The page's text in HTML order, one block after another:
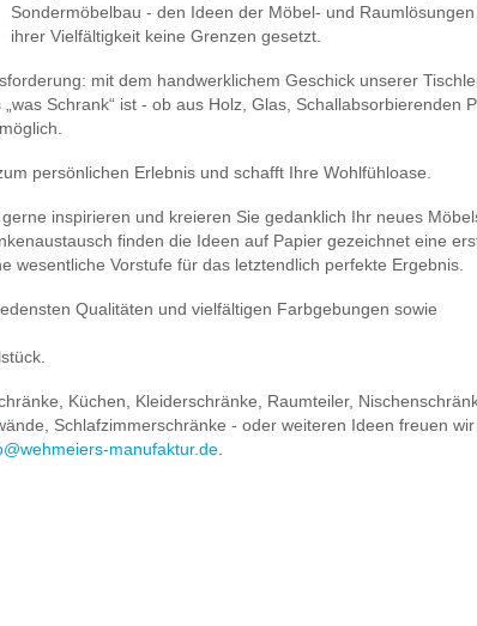
Sondermöbelbau - den Ideen der Möbel- und
ihrer Vielfältigkeit keine Grenzen gesetzt.
mit dem handwerklichem Geschick unserer
Schrank“ ist - ob aus Holz, Glas, Schallabsorbierenden
persönlichen Erlebnis und schafft Ihre Wohlfühloase.
inspirieren und kreieren Sie gedanklich Ihr neues
finden die Ideen auf Papier gezeichnet eine
wesentliche Vorstufe für das letztendlich perfekte Ergebnis.
Qualitäten und vielfältigen Farbgebungen sowie
Küchen, Kleiderschränke, Raumteiler,
Schlafzimmerschränke - oder weiteren Ideen freuen
manufaktur.de